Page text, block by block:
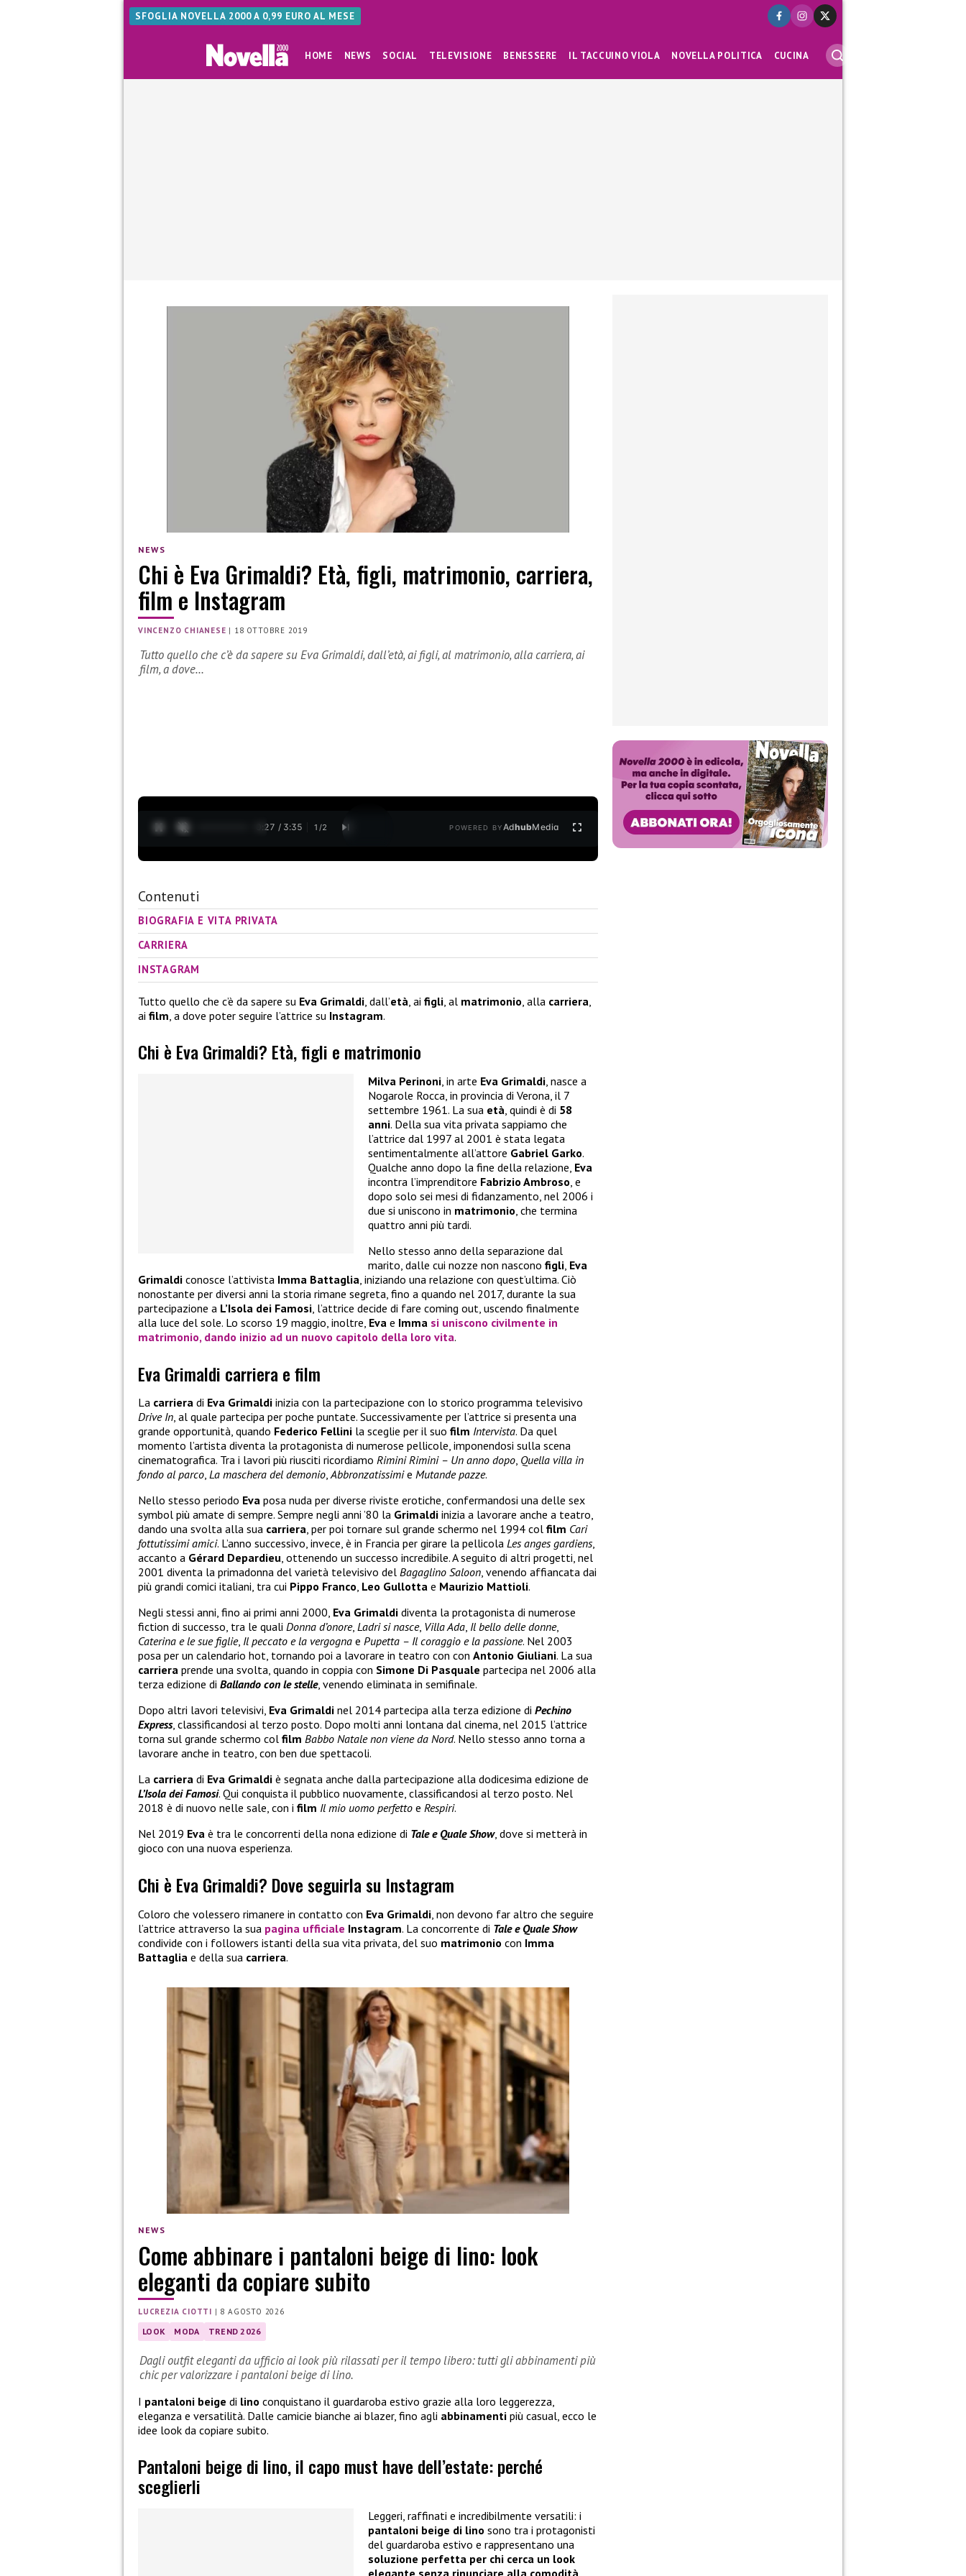
SFOGLIA NOVELLA 2000 A 0,99 EURO AL MESE
HOME NEWS SOCIAL TELEVISIONE BENESSERE IL TACCUINO VIOLA NOVELLA POLITICA CUCINA
NEWS
Chi è Eva Grimaldi? Età, figli, matrimonio, carriera,
film e Instagram
VINCENZO CHIANESE | 18 OTTOBRE 2019
Tutto quello che c’è da sapere su Eva Grimaldi, dall’età, ai figli, al matrimonio, alla carriera, ai
film, a dove…
0:28 / 3:35 1 /2 POWERED BYAdhubMedia
Contenuti
BIOGRAFIA E VITA PRIVATA
CARRIERA
INSTAGRAM
Tutto quello che c’è da sapere su Eva Grimaldi, dall’età, ai figli, al matrimonio, alla carriera,
ai film, a dove poter seguire l’attrice su Instagram.
Chi è Eva Grimaldi? Età, figli e matrimonio
Milva Perinoni, in arte Eva Grimaldi, nasce a
Nogarole Rocca, in provincia di Verona, il 7
settembre 1961. La sua età, quindi è di 58
anni. Della sua vita privata sappiamo che
l’attrice dal 1997 al 2001 è stata legata
sentimentalmente all’attore Gabriel Garko.
Qualche anno dopo la fine della relazione, Eva
incontra l’imprenditore Fabrizio Ambroso, e
dopo solo sei mesi di fidanzamento, nel 2006 i
due si uniscono in matrimonio, che termina
quattro anni più tardi.
Nello stesso anno della separazione dal
marito, dalle cui nozze non nascono figli, Eva
Grimaldi conosce l’attivista Imma Battaglia, iniziando una relazione con quest’ultima. Ciò
nonostante per diversi anni la storia rimane segreta, fino a quando nel 2017, durante la sua
partecipazione a L’Isola dei Famosi, l’attrice decide di fare coming out, uscendo finalmente
alla luce del sole. Lo scorso 19 maggio, inoltre, Eva e Imma si uniscono civilmente in
matrimonio, dando inizio ad un nuovo capitolo della loro vita.
Eva Grimaldi carriera e film
La carriera di Eva Grimaldi inizia con la partecipazione con lo storico programma televisivo
Drive In, al quale partecipa per poche puntate. Successivamente per l’attrice si presenta una
grande opportunità, quando Federico Fellini la sceglie per il suo film Intervista. Da quel
momento l’artista diventa la protagonista di numerose pellicole, imponendosi sulla scena
cinematografica. Tra i lavori più riusciti ricordiamo Rimini Rimini – Un anno dopo, Quella villa in
fondo al parco, La maschera del demonio,Abbronzatissimie Mutande pazze.
Nello stesso periodo Eva posa nuda per diverse riviste erotiche, confermandosi una delle sex
symbol più amate di sempre. Sempre negli anni ’80 la Grimaldi inizia a lavorare anche a teatro,
dando una svolta alla sua carriera, per poi tornare sul grande schermo nel 1994 col film Cari
fottutissimi amici. L’anno successivo, invece, è in Francia per girare la pellicola Les anges gardiens,
accanto a Gérard Depardieu, ottenendo un successo incredibile. A seguito di altri progetti, nel
2001 diventa la primadonna del varietà televisivo del Bagaglino Saloon, venendo affiancata dai
più grandi comici italiani, tra cui Pippo Franco, Leo Gullotta e Maurizio Mattioli.
Negli stessi anni, fino ai primi anni 2000, Eva Grimaldi diventa la protagonista di numerose
fiction di successo, tra le quali Donna d’onore, Ladri si nasce, Villa Ada, Il bello delle donne,
Caterina e le sue figlie, Il peccato e la vergogna e Pupetta – Il coraggio e la passione. Nel 2003
posa per un calendario hot, tornando poi a lavorare in teatro con con Antonio Giuliani. La sua
carriera prende una svolta, quando in coppia con Simone Di Pasquale partecipa nel 2006 alla
terza edizione di Ballando con le stelle, venendo eliminata in semifinale.
Dopo altri lavori televisivi, Eva Grimaldi nel 2014 partecipa alla terza edizione di Pechino
Express, classificandosi al terzo posto. Dopo molti anni lontana dal cinema, nel 2015 l’attrice
torna sul grande schermo col film Babbo Natale non viene da Nord. Nello stesso anno torna a
lavorare anche in teatro, con ben due spettacoli.
La carriera di Eva Grimaldi è segnata anche dalla partecipazione alla dodicesima edizione de
L’Isola dei Famosi. Qui conquista il pubblico nuovamente, classificandosi al terzo posto. Nel
2018 è di nuovo nelle sale, con i film Il mio uomo perfetto e Respiri.
Nel 2019 Eva è tra le concorrenti della nona edizione di Tale e Quale Show, dove si metterà in
gioco con una nuova esperienza.
Chi è Eva Grimaldi? Dove seguirla su Instagram
Coloro che volessero rimanere in contatto con Eva Grimaldi , non devono far altro che seguire
l’attrice attraverso la sua pagina ufficiale Instagram. La concorrente di Tale e Quale Show
condivide con i followers istanti della sua vita privata, del suo matrimonio con Imma
Battaglia e della sua carriera.
NEWS
Come abbinare i pantaloni beige di lino: look
eleganti da copiare subito
LUCREZIA CIOTTI | 8 AGOSTO 2026
LOOK MODA TREND 2026
Dagli outfit eleganti da ufficio ai look più rilassati per il tempo libero: tutti gli abbinamenti più
chic per valorizzare i pantaloni beige di lino.
I pantaloni beige di lino conquistano il guardaroba estivo grazie alla loro leggerezza,
eleganza e versatilità. Dalle camicie bianche ai blazer, fino agli abbinamenti più casual, ecco le
idee look da copiare subito.
Pantaloni beige di lino, il capo must have dell’estate: perché
sceglierli
Leggeri, raffinati e incredibilmente versatili: i
pantaloni beige di lino sono tra i protagonisti
del guardaroba estivo e rappresentano una
soluzione perfetta per chi cerca un look
elegante senza rinunciare alla comodità